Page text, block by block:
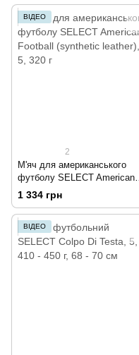
ВІДЕО
2
М'яч для американського
футболу SELECT American
Football (synthetic leather)
1 334 грн
ВІДЕО